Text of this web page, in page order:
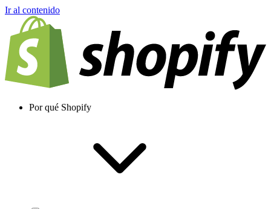
Ir al contenido
Por qué Shopify